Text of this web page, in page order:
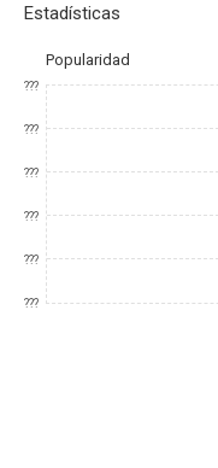
Estadísticas
Popularidad
???
???
???
???
???
???